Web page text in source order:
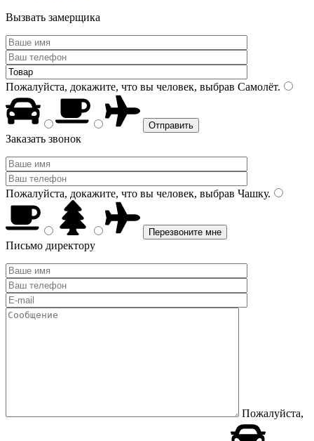
Вызвать замерщика
Пожалуйста, докажите, что вы человек, выбрав Самолёт.
Заказать звонок
Пожалуйста, докажите, что вы человек, выбрав Чашку.
Письмо директору
Пожалуйста,